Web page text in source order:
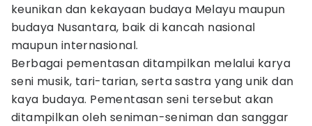
keunikan dan kekayaan budaya Melayu maupun
budaya Nusantara, baik di kancah nasional
maupun internasional.
Berbagai pementasan ditampilkan melalui karya
seni musik, tari-tarian, serta sastra yang unik dan
kaya budaya. Pementasan seni tersebut akan
ditampilkan oleh seniman-seniman dan sanggar